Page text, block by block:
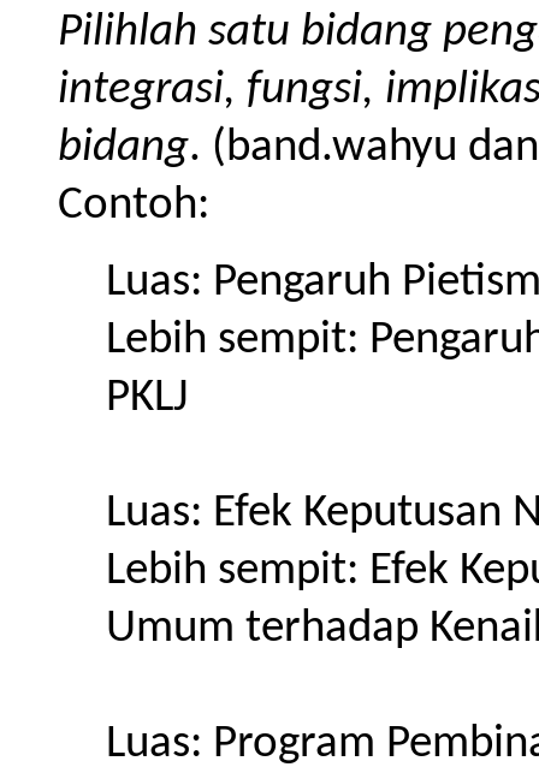
Pilihlah satu bidang
integrasi, fungsi,
bidang. (band.wahyu
Contoh:
Luas: Pengaruh
Lebih sempit:
PKLJ
Luas: Efek Keputusan
Lebih sempit: Efek
Umum terhadap
Luas: Program